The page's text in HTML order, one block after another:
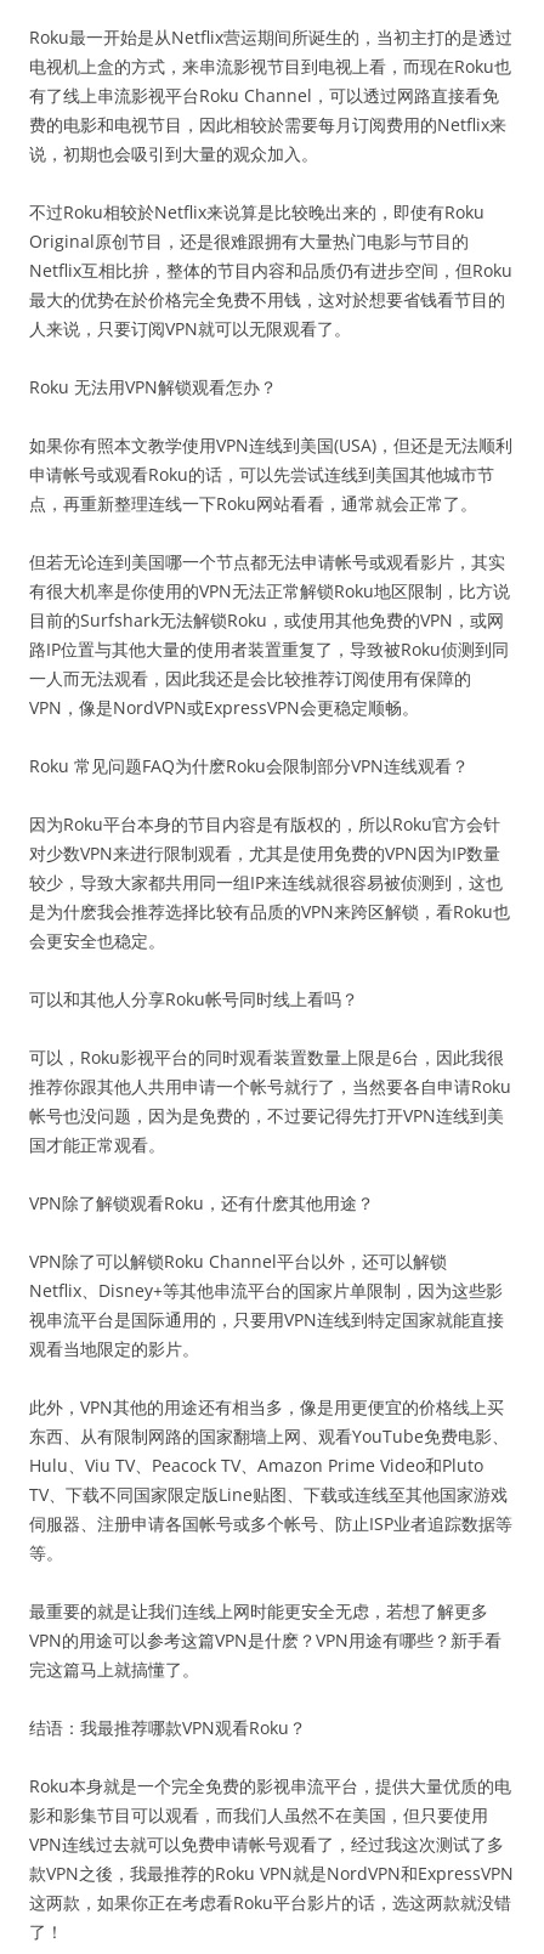
Roku最一开始是从Netflix营运期间所诞生的，当初主打的是透过
电视机上盒的方式，来串流影视节目到电视上看，而现在Roku也
有了线上串流影视平台Roku Channel，可以透过网路直接看免
费的电影和电视节目，因此相较於需要每月订阅费用的Netflix来
说，初期也会吸引到大量的观众加入。
不过Roku相较於Netflix来说算是比较晚出来的，即使有Roku
Original原创节目，还是很难跟拥有大量热门电影与节目的
Netflix互相比拚，整体的节目内容和品质仍有进步空间，但Roku
最大的优势在於价格完全免费不用钱，这对於想要省钱看节目的
人来说，只要订阅VPN就可以无限观看了。
Roku 无法用VPN解锁观看怎办？
如果你有照本文教学使用VPN连线到美国(USA)，但还是无法顺利
申请帐号或观看Roku的话，可以先尝试连线到美国其他城市节
点，再重新整理连线一下Roku网站看看，通常就会正常了。
但若无论连到美国哪一个节点都无法申请帐号或观看影片，其实
有很大机率是你使用的VPN无法正常解锁Roku地区限制，比方说
目前的Surfshark无法解锁Roku，或使用其他免费的VPN，或网
路IP位置与其他大量的使用者装置重复了，导致被Roku侦测到同
一人而无法观看，因此我还是会比较推荐订阅使用有保障的
VPN，像是NordVPN或ExpressVPN会更稳定顺畅。
Roku 常见问题FAQ为什麽Roku会限制部分VPN连线观看？
因为Roku平台本身的节目内容是有版权的，所以Roku官方会针
对少数VPN来进行限制观看，尤其是使用免费的VPN因为IP数量
较少，导致大家都共用同一组IP来连线就很容易被侦测到，这也
是为什麽我会推荐选择比较有品质的VPN来跨区解锁，看Roku也
会更安全也稳定。
可以和其他人分享Roku帐号同时线上看吗？
可以，Roku影视平台的同时观看装置数量上限是6台，因此我很
推荐你跟其他人共用申请一个帐号就行了，当然要各自申请Roku
帐号也没问题，因为是免费的，不过要记得先打开VPN连线到美
国才能正常观看。
VPN除了解锁观看Roku，还有什麽其他用途？
VPN除了可以解锁Roku Channel平台以外，还可以解锁
Netflix、Disney+等其他串流平台的国家片单限制，因为这些影
视串流平台是国际通用的，只要用VPN连线到特定国家就能直接
观看当地限定的影片。
此外，VPN其他的用途还有相当多，像是用更便宜的价格线上买
东西、从有限制网路的国家翻墙上网、观看YouTube免费电影、
Hulu、Viu TV、Peacock TV、Amazon Prime Video和Pluto
TV、下载不同国家限定版Line贴图、下载或连线至其他国家游戏
伺服器、注册申请各国帐号或多个帐号、防止ISP业者追踪数据等
等。
最重要的就是让我们连线上网时能更安全无虑，若想了解更多
VPN的用途可以参考这篇VPN是什麽？VPN用途有哪些？新手看
完这篇马上就搞懂了。
结语：我最推荐哪款VPN观看Roku？
Roku本身就是一个完全免费的影视串流平台，提供大量优质的电
影和影集节目可以观看，而我们人虽然不在美国，但只要使用
VPN连线过去就可以免费申请帐号观看了，经过我这次测试了多
款VPN之後，我最推荐的Roku VPN就是NordVPN和ExpressVPN
这两款，如果你正在考虑看Roku平台影片的话，选这两款就没错
了！